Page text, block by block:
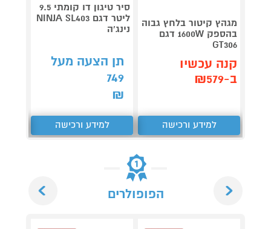
מגהץ קיטור בלחץ גבוה
בהספק 1600W דגם
GT306
קנה עכשיו
ב-₪579
למידע ורכישה
סיר טיגון דו קומתי 9.5
ליטר דגם NINJA SL403
נינג'ה
תן הצעה מעל
749
₪
למידע ורכישה
הפופולרים